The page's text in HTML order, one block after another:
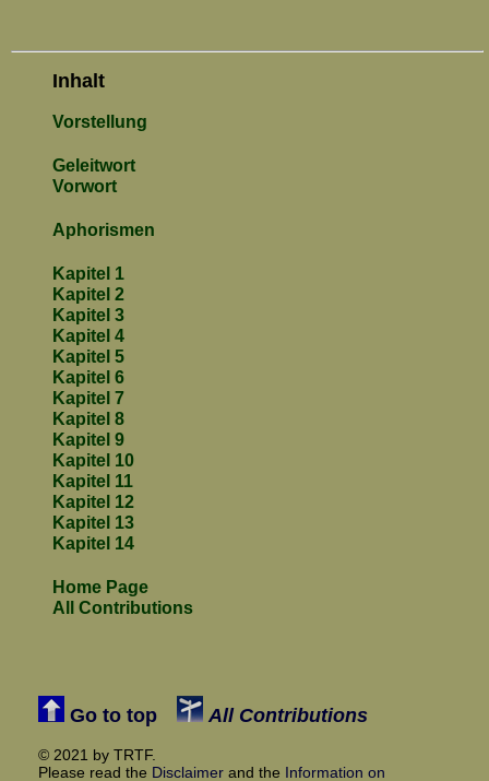
Inhalt
Vorstellung
Geleitwort
Vorwort
Aphorismen
Kapitel 1
Kapitel 2
Kapitel 3
Kapitel 4
Kapitel 5
Kapitel 6
Kapitel 7
Kapitel 8
Kapitel 9
Kapitel 10
Kapitel 11
Kapitel 12
Kapitel 13
Kapitel 14
Home Page
All Contributions
Go to top All Contributions
© 2021 by TRTF.
Please read the Disclaimer and the Information on